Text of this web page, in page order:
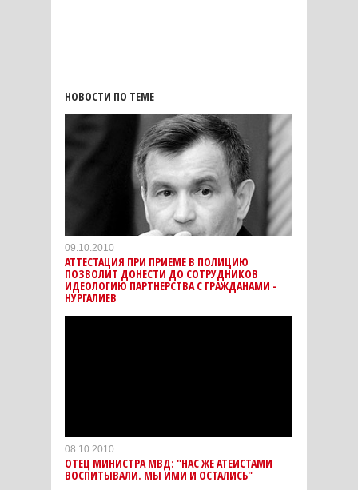
НОВОСТИ ПО ТЕМЕ
09.10.2010
АТТЕСТАЦИЯ ПРИ ПРИЕМЕ В ПОЛИЦИЮ
ПОЗВОЛИТ ДОНЕСТИ ДО СОТРУДНИКОВ
ИДЕОЛОГИЮ ПАРТНЕРСТВА С ГРАЖДАНАМИ -
НУРГАЛИЕВ
08.10.2010
ОТЕЦ МИНИСТРА МВД: "НАС ЖЕ АТЕИСТАМИ
ВОСПИТЫВАЛИ. МЫ ИМИ И ОСТАЛИСЬ"